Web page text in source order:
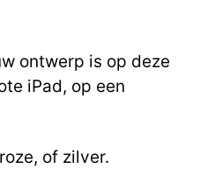
ontwerp is op deze
iPad, op een
of zilver.